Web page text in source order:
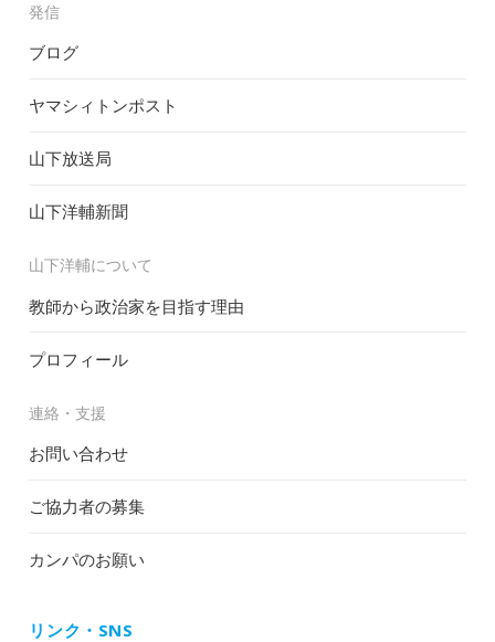
発信
ブログ
ヤマシィトンポスト
山下放送局
山下洋輔新聞
山下洋輔について
教師から政治家を目指す理由
プロフィール
連絡・支援
お問い合わせ
ご協力者の募集
カンパのお願い
リンク・SNS